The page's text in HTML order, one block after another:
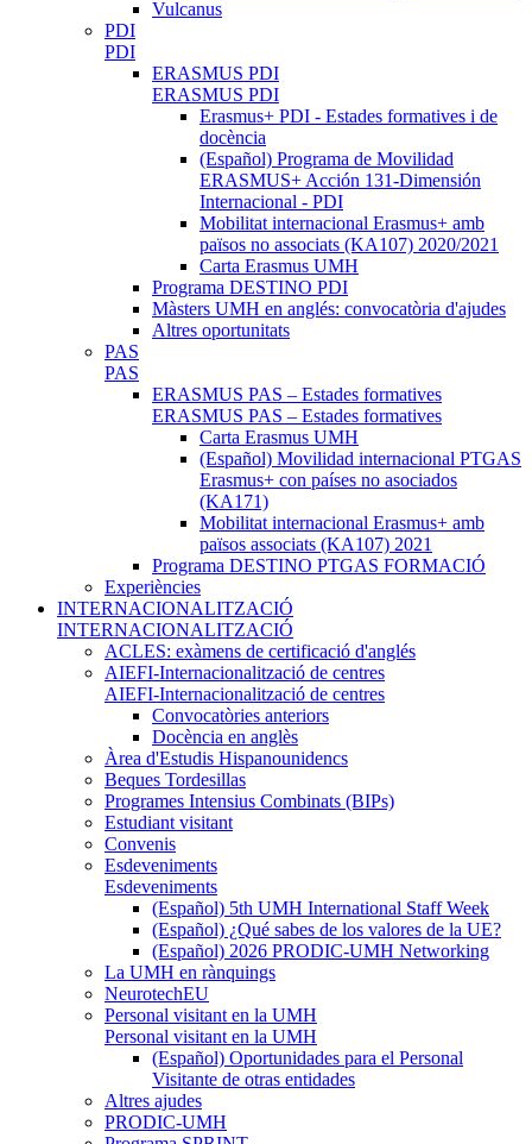
Vulcanus
PDI
PDI
ERASMUS PDI
ERASMUS PDI
Erasmus+ PDI - Estades formatives i de
docència
(Español) Programa de Movilidad
ERASMUS+ Acción 131-Dimensión
Internacional - PDI
Mobilitat internacional Erasmus+ amb
països no associats (KA107) 2020/2021
Carta Erasmus UMH
Programa DESTINO PDI
Màsters UMH en anglés: convocatòria d'ajudes
Altres oportunitats
PAS
PAS
ERASMUS PAS – Estades formatives
ERASMUS PAS – Estades formatives
Carta Erasmus UMH
(Español) Movilidad internacional PTGAS
Erasmus+ con países no asociados
(KA171)
Mobilitat internacional Erasmus+ amb
països associats (KA107) 2021
Programa DESTINO PTGAS FORMACIÓ
Experiències
INTERNACIONALITZACIÓ
INTERNACIONALITZACIÓ
ACLES: exàmens de certificació d'anglés
AIEFI-Internacionalització de centres
AIEFI-Internacionalització de centres
Convocatòries anteriors
Docència en anglès
Àrea d'Estudis Hispanounidencs
Beques Tordesillas
Programes Intensius Combinats (BIPs)
Estudiant visitant
Convenis
Esdeveniments
Esdeveniments
(Español) 5th UMH International Staff Week
(Español) ¿Qué sabes de los valores de la UE?
(Español) 2026 PRODIC-UMH Networking
La UMH en rànquings
NeurotechEU
Personal visitant en la UMH
Personal visitant en la UMH
(Español) Oportunidades para el Personal
Visitante de otras entidades
Altres ajudes
PRODIC-UMH